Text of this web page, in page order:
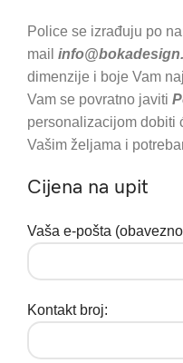
Police se izrađuju po
mail
dimenzije i boje Vam
Vam se povratno javiti
personalizacijom dobiti
Vašim željama i
Cijena na upit
Vaša e-pošta
Kontakt broj: